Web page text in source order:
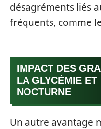
désagréments liés
fréquents, comme
IMPACT DES
LA GLYCÉMIE ET
NOCTURNE
Un autre avantage